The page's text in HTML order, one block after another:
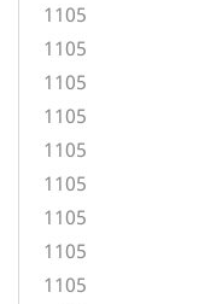
1105
1105
1105
1105
1105
1105
1105
1105
1105